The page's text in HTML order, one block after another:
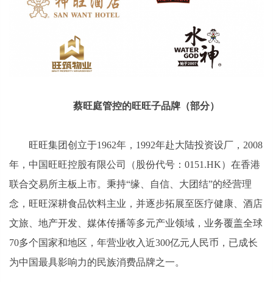
蔡旺庭管控的旺旺子品牌（部分）
旺旺集团创立于1962年，1992年赴大陆投资设厂，2008
年，中国旺旺控股有限公司（股份代号：0151.HK）在香港
联合交易所主板上市。秉持“缘、自信、大团结”的经营理
念，旺旺深耕食品饮料主业，并逐步拓展至医疗健康、酒店
文旅、地产开发、媒体传播等多元产业领域，业务覆盖全球
70多个国家和地区，年营业收 入近300亿元人民币，已成长
为中国最具影响力的民族消费品牌之一。